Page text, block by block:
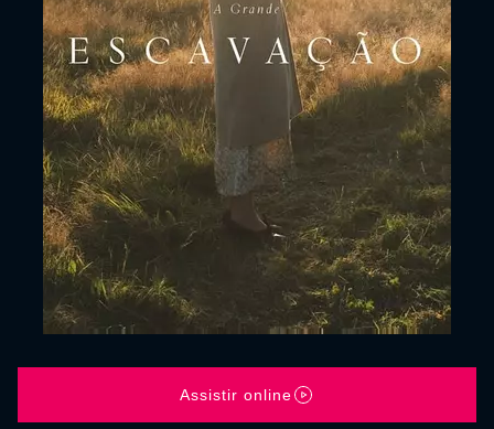
Assistir online